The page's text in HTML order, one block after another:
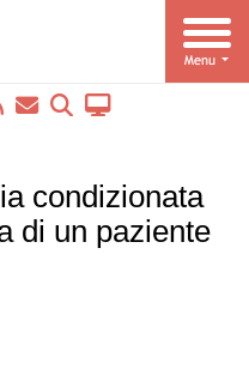
condizionata
di un paziente